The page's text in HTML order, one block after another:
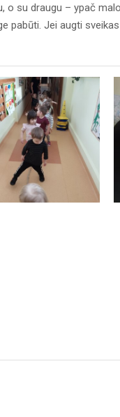
su draugu – ypač
pabūti. Jei augti